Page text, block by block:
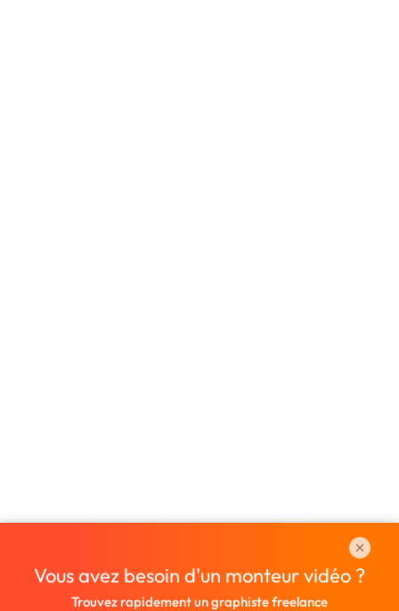
Vous avez besoin d'un monteur vidéo ?
Trouvez rapidement un graphiste freelance